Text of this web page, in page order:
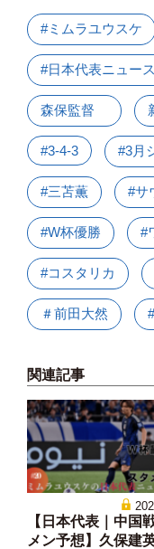
#ミムラユウスケ
#日本代表ニュー
森保監督
#3-4-3 #3月
#三苫薫 #サ
#W杯優勝 #
#コスタリカ
＃前田大然
関連記事
【日本代表｜中国
メン予想】久保建